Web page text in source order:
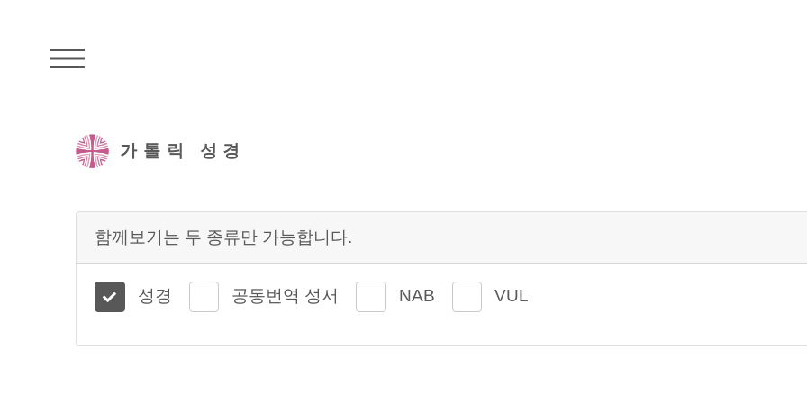
가톨릭 성경
함께보기는 두 종류만 가능합니다.
성경 공동번역 성서 NAB VUL